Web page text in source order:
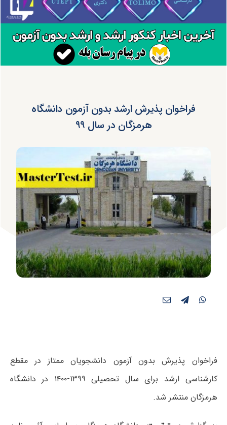
فراخوان پذیرش ارشد بدون آزمون دانشگاه
هرمزگان در سال ۹۹
فراخوان پذیرش بدون آزمون دانشجویان ممتاز در مقطع
کارشناسی ارشد برای سال تحصیلی ۱۳۹۹-۱۴۰۰ در دانشگاه
هرمزگان منتشر شد.